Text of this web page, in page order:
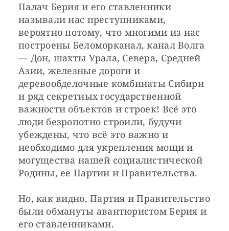
Палач Берия и его ставленники
называли нас преступниками,
вероятно потому, что многими из нас
построены Беломорканал, канал Волга
— Дон, шахты Урала, Севера, Средней
Азии, железные дороги и
деревообделочные комбинаты Сибири
и ряд секретных государственной
важности объектов и строек! Всё это
люди безропотно строили, будучи
убеждены, что всё это важно и
необходимо для укрепления мощи и
могущества нашей социалистической
Родины, ее Партии и Правительства.
Но, как видно, Партия и Правительство
были обмануты авантюристом Берия и
его ставленниками.